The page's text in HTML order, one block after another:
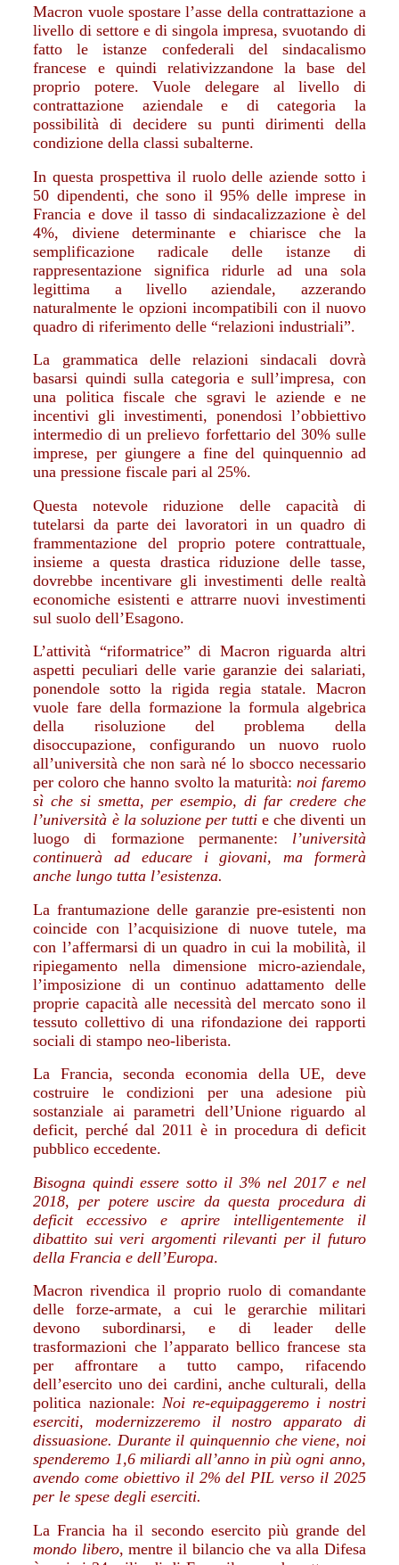
Macron vuole spostare l’asse della contrattazione a
livello di settore e di singola impresa, svuotando di
fatto le istanze confederali del sindacalismo
francese e quindi relativizzandone la base del
proprio potere. Vuole delegare al livello di
contrattazione aziendale e di categoria la
possibilità di decidere su punti dirimenti della
condizione della classi subalterne.
In questa prospettiva il ruolo delle aziende sotto i
50 dipendenti, che sono il 95% delle imprese in
Francia e dove il tasso di sindacalizzazione è del
4%, diviene determinante e chiarisce che la
semplificazione radicale delle istanze di
rappresentazione significa ridurle ad una sola
legittima a livello aziendale, azzerando
naturalmente le opzioni incompatibili con il nuovo
quadro di riferimento delle “relazioni industriali”.
La grammatica delle relazioni sindacali dovrà
basarsi quindi sulla categoria e sull’impresa, con
una politica fiscale che sgravi le aziende e ne
incentivi gli investimenti, ponendosi l’obbiettivo
intermedio di un prelievo forfettario del 30% sulle
imprese, per giungere a fine del quinquennio ad
una pressione fiscale pari al 25%.
Questa notevole riduzione delle capacità di
tutelarsi da parte dei lavoratori in un quadro di
frammentazione del proprio potere contrattuale,
insieme a questa drastica riduzione delle tasse,
dovrebbe incentivare gli investimenti delle realtà
economiche esistenti e attrarre nuovi investimenti
sul suolo dell’Esagono.
L’attività “riformatrice” di Macron riguarda altri
aspetti peculiari delle varie garanzie dei salariati,
ponendole sotto la rigida regia statale. Macron
vuole fare della formazione la formula algebrica
della risoluzione del problema della
disoccupazione, configurando un nuovo ruolo
all’università che non sarà né lo sbocco necessario
per coloro che hanno svolto la maturità: noi faremo
sì che si smetta, per esempio, di far credere che
l’università è la soluzione per tuttie che diventi un
luogo di formazione permanente: l’università
continuerà ad educare i giovani, ma formerà
anche lungo tutta l’esistenza.
La frantumazione delle garanzie pre-esistenti non
coincide con l’acquisizione di nuove tutele, ma
con l’affermarsi di un quadro in cui la mobilità, il
ripiegamento nella dimensione micro-aziendale,
l’imposizione di un continuo adattamento delle
proprie capacità alle necessità del mercato sono il
tessuto collettivo di una rifondazione dei rapporti
sociali di stampo neo-liberista.
La Francia, seconda economia della UE, deve
costruire le condizioni per una adesione più
sostanziale ai parametri dell’Unione riguardo al
deficit, perché dal 2011 è in procedura di deficit
pubblico eccedente.
Bisogna quindi essere sotto il 3% nel 2017 e nel
2018, per potere uscire da questa procedura di
deficit eccessivo e aprire intelligentemente il
dibattito sui veri argomenti rilevanti per il futuro
della Francia e dell’Europa.
Macron rivendica il proprio ruolo di comandante
delle forze-armate, a cui le gerarchie militari
devono subordinarsi, e di leader delle
trasformazioni che l’apparato bellico francese sta
per affrontare a tutto campo, rifacendo
dell’esercito uno dei cardini, anche culturali, della
politica nazionale: Noi re-equipaggeremo i nostri
eserciti, modernizzeremo il nostro apparato di
dissuasione. Durante il quinquennio che viene, noi
spenderemo 1,6 miliardi all’anno in più ogni anno,
avendo come obiettivo il 2% del PIL verso il 2025
per le spese degli eserciti.
La Francia ha il secondo esercito più grande del
mondo libero, mentre il bilancio che va alla Difesa